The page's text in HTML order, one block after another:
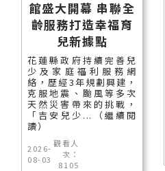
館盛大開幕 串聯全
齡服務打造幸福育
兒新據點
花蓮縣政府持續完善兒
少及家庭福利服務網
絡，歷經3年規劃興建，
克服地震、颱風等多次
天然災害帶來的挑戰，
「吉安兒少...（繼續閱
讀）
2026-
08-03
觀看人
次：
8105